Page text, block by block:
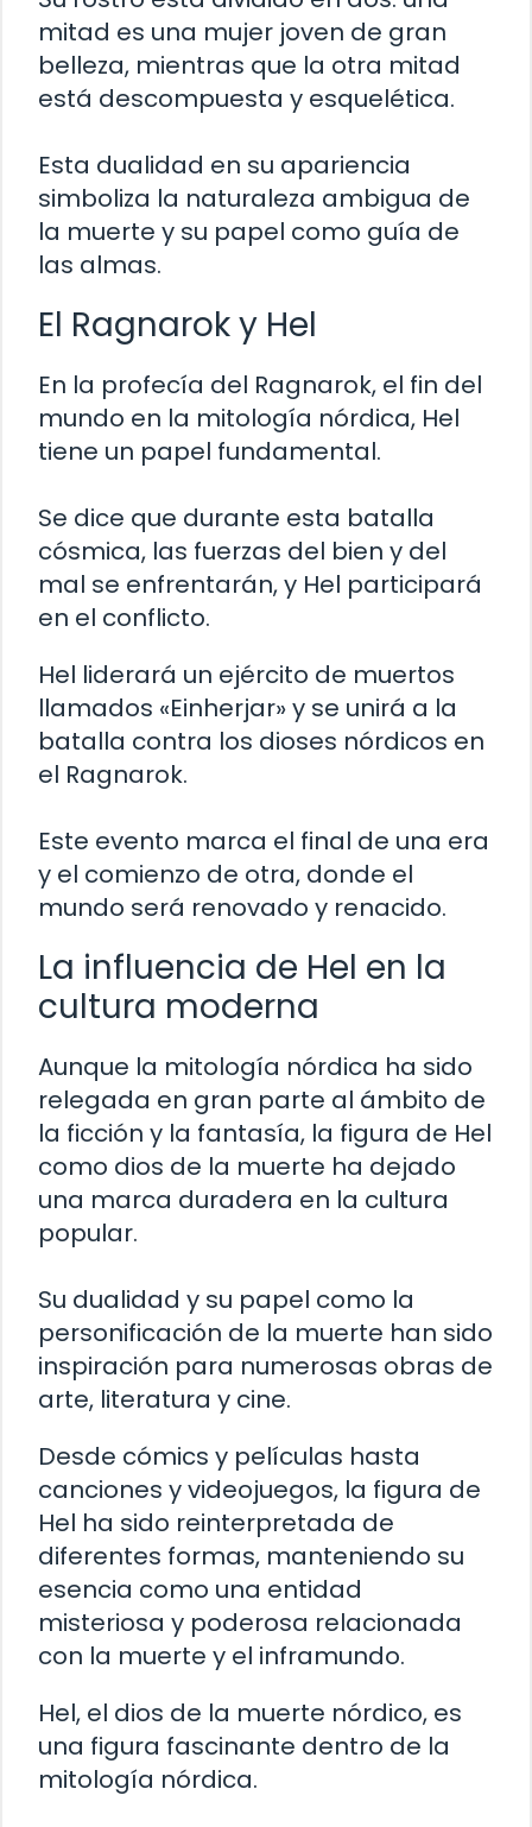
mitad es una mujer joven de gran
belleza, mientras que la otra mitad
está descompuesta y esquelética.
Esta dualidad en su apariencia
simboliza la naturaleza ambigua de
la muerte y su papel como guía de
las almas.
El Ragnarok y Hel
En la profecía del Ragnarok, el fin del
mundo en la mitología nórdica, Hel
tiene un papel fundamental.
Se dice que durante esta batalla
cósmica, las fuerzas del bien y del
mal se enfrentarán, y Hel participará
en el conflicto.
Hel liderará un ejército de muertos
llamados «Einherjar» y se unirá a la
batalla contra los dioses nórdicos en
el Ragnarok.
Este evento marca el final de una era
y el comienzo de otra, donde el
mundo será renovado y renacido.
La influencia de Hel en la
cultura moderna
Aunque la mitología nórdica ha sido
relegada en gran parte al ámbito de
la ficción y la fantasía, la figura de Hel
como dios de la muerte ha dejado
una marca duradera en la cultura
popular.
Su dualidad y su papel como la
personificación de la muerte han sido
inspiración para numerosas obras de
arte, literatura y cine.
Desde cómics y películas hasta
canciones y videojuegos, la figura de
Hel ha sido reinterpretada de
diferentes formas, manteniendo su
esencia como una entidad
misteriosa y poderosa relacionada
con la muerte y el inframundo.
Hel, el dios de la muerte nórdico, es
una figura fascinante dentro de la
mitología nórdica.